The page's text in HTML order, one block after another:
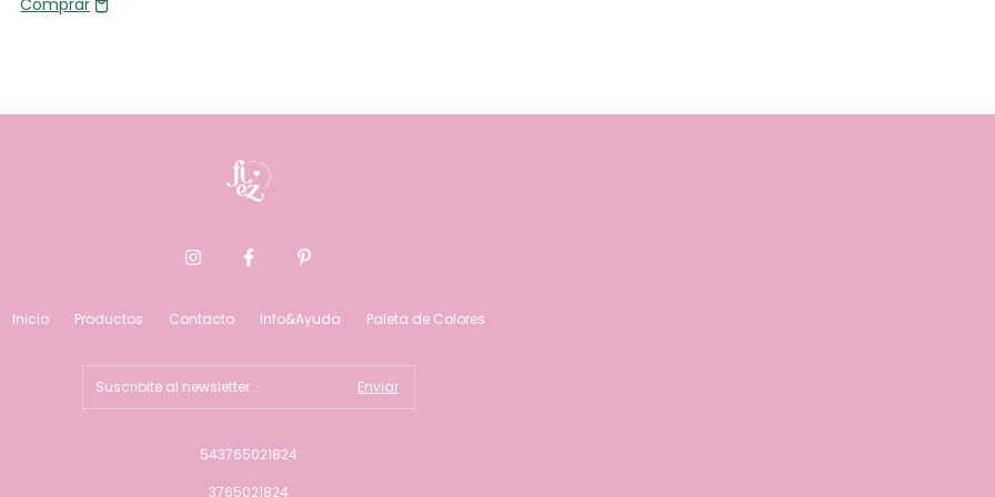
Inicio Productos Contacto Info&Ayuda Paleta de Colores
543765021824
3765021824